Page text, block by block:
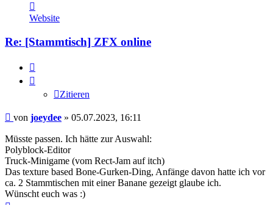
von
joeydee
Website
Re: [Stammtisch] ZFX online
Zitieren
Beitrag
von joeydee » 05.07.2023, 16:11
Müsste passen. Ich hätte zur Auswahl:
Polyblock-Editor
Truck-Minigame (vom Rect-Jam auf itch)
Das texture based Bone-Gurken-Ding, Anfänge davon hatte ich vor
ca. 2 Stammtischen mit einer Banane gezeigt glaube ich.
Wünscht euch was :)